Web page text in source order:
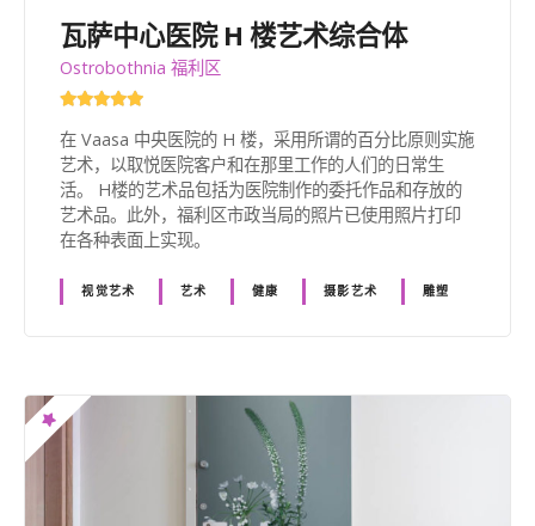
瓦萨中心医院 H 楼艺术综合体
Ostrobothnia 福利区
在 Vaasa 中央医院的 H 楼，采用所谓的百分比原则实施
艺术，以取悦医院客户和在那里工作的人们的日常生
活。 H楼的艺术品包括为医院制作的委托作品和存放的
艺术品。此外，福利区市政当局的照片已使用照片打印
在各种表面上实现。
视觉艺术 艺术 健康 摄影艺术 雕塑